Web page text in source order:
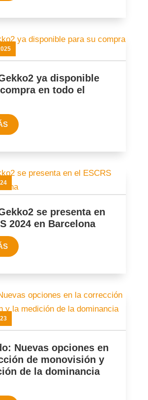
ya disponible
en todo el
se presenta en
2024 en Barcelona
Nuevas opciones en
de monovisión y
de la dominancia